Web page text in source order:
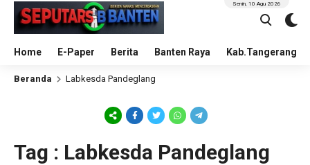
Home E-Paper Berita Banten Raya Kab.Tangerang
Senin, 10 Agu 2026
Beranda Labkesda Pandeglang
Tag : Labkesda Pandeglang